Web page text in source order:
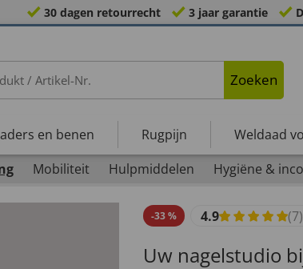
30 dagen retourrecht 3 jaar garantie
Zoeken
en benen Rugpijn Weldaad
Mobiliteit Hulpmiddelen Hygiëne &
-33% 4.9 (7)
Uw nagelstudio